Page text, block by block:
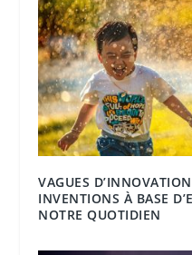
VAGUES
INVENTIONS À BASE
NOTRE QUOTIDIEN